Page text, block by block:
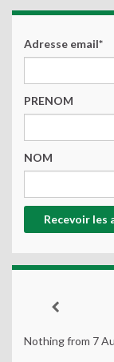
Adresse email*
PRENOM
NOM
Nothing from 7